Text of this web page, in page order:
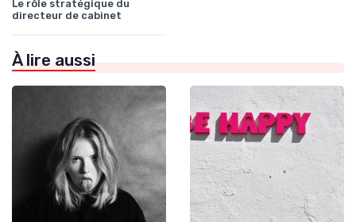
Le rôle stratégique du
directeur de cabinet
À lire aussi